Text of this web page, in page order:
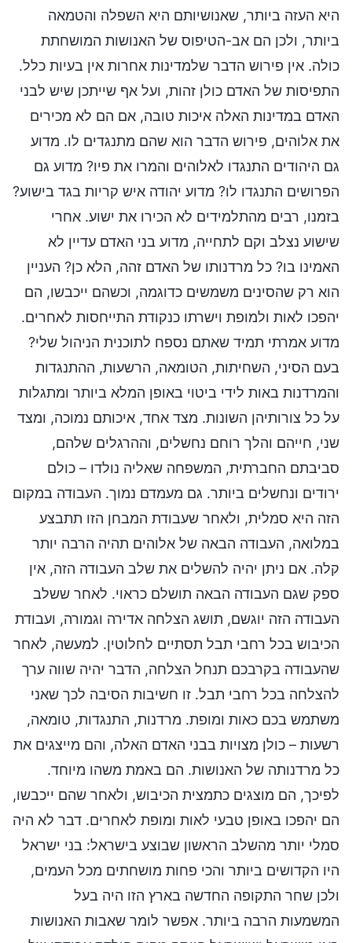
היא העזה ביותר, שאנושיותם היא השפלה והטמאה
ביותר, ולכן הם אב-הטיפוס של האנושות המושחתת
כולה. אין פירוש הדבר שלמדינות אחרות אין בעיות כלל.
התפיסות של האדם כולן זהות, ועל אף שייתכן שיש לבני
האדם במדינות האלה איכות טובה, אם הם לא מכירים
את אלוהים, פירוש הדבר הוא שהם מתנגדים לו. מדוע
גם היהודים התנגדו לאלוהים והמרו את פיו? מדוע גם
הפרושים התנגדו לו? מדוע יהודה איש קריות בגד בישוע?
בזמנו, רבים מהתלמידים לא הכירו את ישוע. אחרי
שישוע נצלב וקם לתחייה, מדוע בני האדם עדיין לא
האמינו בו? כל מרדנותו של האדם זהה, הלא כן? העניין
הוא רק שהסינים משמשים כדוגמה, וכשהם ייכבשו, הם
יהפכו לאות ולמופת וישרתו כנקודת התייחסות לאחרים.
מדוע אמרתי תמיד שאתם נספח לתוכנית הניהול שלי?
בעם הסיני, השחיתות, הטומאה, הרשעות, ההתנגדות
והמרדנות באות לידי ביטוי באופן המלא ביותר ומתגלות
על כל צורותיהן השונות. מצד אחד, איכותם נמוכה, ומצד
שני, חייהם והלך רוחם נחשלים, וההרגלים שלהם,
סביבתם החברתית, המשפחה שאליה נולדו – כולם
ירודים ונחשלים ביותר. גם מעמדם נמוך. העבודה במקום
הזה היא סמלית, ולאחר שעבודת המבחן הזו תתבצע
במלואה, העבודה הבאה של אלוהים תהיה הרבה יותר
קלה. אם ניתן יהיה להשלים את שלב העבודה הזה, אין
ספק שגם העבודה הבאה תושלם כראוי. לאחר ששלב
העבודה הזה יוגשם, תושג הצלחה אדירה וגמורה, ועבודת
הכיבוש בכל רחבי תבל תסתיים לחלוטין. למעשה, לאחר
שהעבודה בקרבכם תנחל הצלחה, הדבר יהיה שווה ערך
להצלחה בכל רחבי תבל. זו חשיבות הסיבה לכך שאני
משתמש בכם כאות ומופת. מרדנות, התנגדות, טומאה,
רשעות – כולן מצויות בבני האדם האלה, והם מייצגים את
כל מרדנותה של האנושות. הם באמת משהו מיוחד.
לפיכך, הם מוצגים כתמצית הכיבוש, ולאחר שהם ייכבשו,
הם יהפכו באופן טבעי לאות ומופת לאחרים. דבר לא היה
סמלי יותר מהשלב הראשון שבוצע בישראל: בני ישראל
היו הקדושים ביותר והכי פחות מושחתים מכל העמים,
ולכן שחר התקופה החדשה בארץ הזו היה בעל
המשמעות הרבה ביותר. אפשר לומר שאבות האנושות